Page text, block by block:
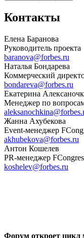
Контакты
Елена Баранова
Руководитель проекта
baranova@forbes.ru
Наталья Бондарева
Коммерческий
bondareva@forbes.ru
Екатерина
Менеджер по
Жанна Ахубекова
Event-менеджер
akhubekova@forbes.ru
Антон Кошелев
PR-менеджер
koshelev@forbes.ru
Форум откроет цикл